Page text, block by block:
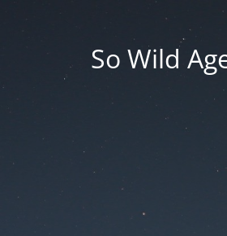
So Wild